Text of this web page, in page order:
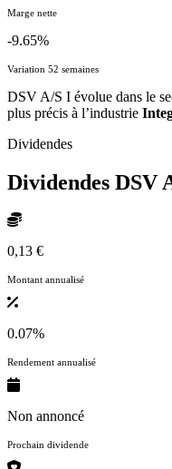
Marge nette
-9.65%
Variation 52 semaines
DSV A/S I évolue dans le
plus précis à l’industrie
Dividendes
Dividendes DSV
0,13 €
Montant annualisé
0.07%
Rendement annualisé
Non annoncé
Prochain dividende